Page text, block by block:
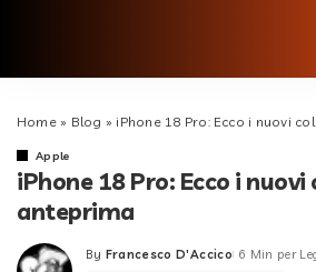
Home» Blog » iPhone 18 Pro: Ecco i nuovi
Apple
iPhone 18 Pro: Ecco i nuovi
anteprima
Posted
By Francesco D'Accico 6 Min per